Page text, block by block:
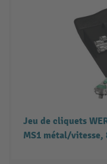
Jeu de cliquets
MS1 métal/vitesse,